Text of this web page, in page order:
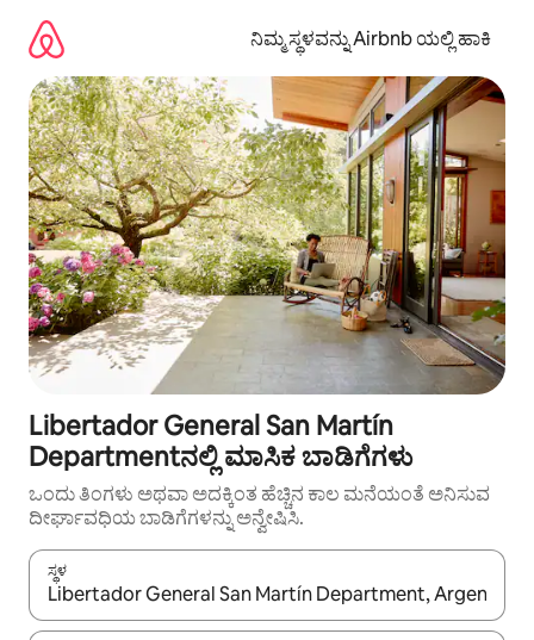
ಹೋಗಿ
ನಿಮ್ಮ ಸ್ಥಳವನ್ನು Airbnb ಯಲ್ಲಿ ಹಾಕಿ
Libertador General San Martín
Departmentನಲ್ಲಿ ಮಾಸಿಕ ಬಾಡಿಗೆಗಳು
ಒಂದು ತಿಂಗಳು ಅಥವಾ ಅದಕ್ಕಿಂತ ಹೆಚ್ಚಿನ ಕಾಲ ಮನೆಯಂತೆ ಅನಿಸುವ
ದೀರ್ಘಾವಧಿಯ ಬಾಡಿಗೆಗಳನ್ನು ಅನ್ವೇಷಿಸಿ.
ಸ್ಥಳ
ಫಲಿತಾಂಶಗಳು ಲಭ್ಯವಿರುವಾಗ, ಅಪ್ ಮತ್ತು ಡೌನ್ ಬಾಣದ ಕೀಲಿಗಳೊಂದಿಗೆ